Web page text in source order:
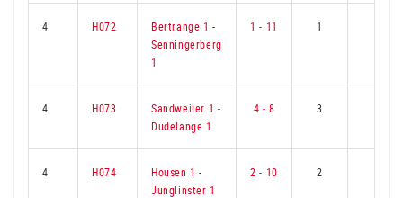
4 H072 Bertrange 1 -
Senningerberg
1
1 - 11 1
4 H073 Sandweiler 1 -
Dudelange 1
4 - 8 3
4 H074 Housen 1 -
Junglinster 1
2 - 10 2